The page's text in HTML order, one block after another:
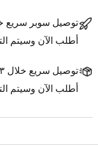
توصيل سوبر سريع
أطلب الآن وسيتم
توصيل سريع خلال ٣ ساعات
أطلب الآن وسيتم